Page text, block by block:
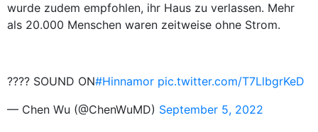
wurde zudem empfohlen, ihr Haus zu verlassen. Mehr
als 20.000 Menschen waren zeitweise ohne Strom.
???? SOUND ON#Hinnamor pic.twitter.com/T7LlbgrKeD
— Chen Wu (@ChenWuMD) September 5, 2022